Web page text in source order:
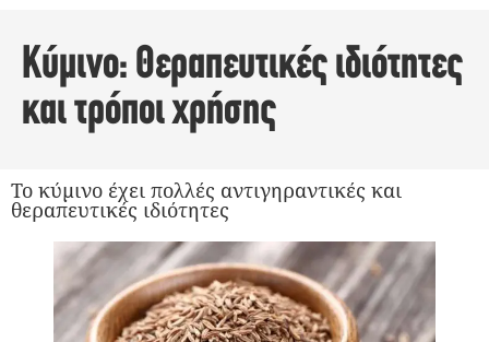
Κύμινο: Θεραπευτικές ιδιότητες
και τρόποι χρήσης
Το κύμινο έχει πολλές αντιγηραντικές και
θεραπευτικές ιδιότητες